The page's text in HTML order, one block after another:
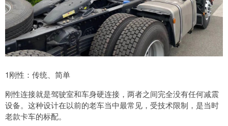
1刚性：传统、简单
刚性连接就是驾驶室和车身硬连接，两者之间完全没有任何减震
设备。这种设计在以前的老车当中最常见，受技术限制，是当时
老款卡车的标配。